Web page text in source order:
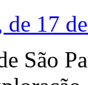
de 17
São